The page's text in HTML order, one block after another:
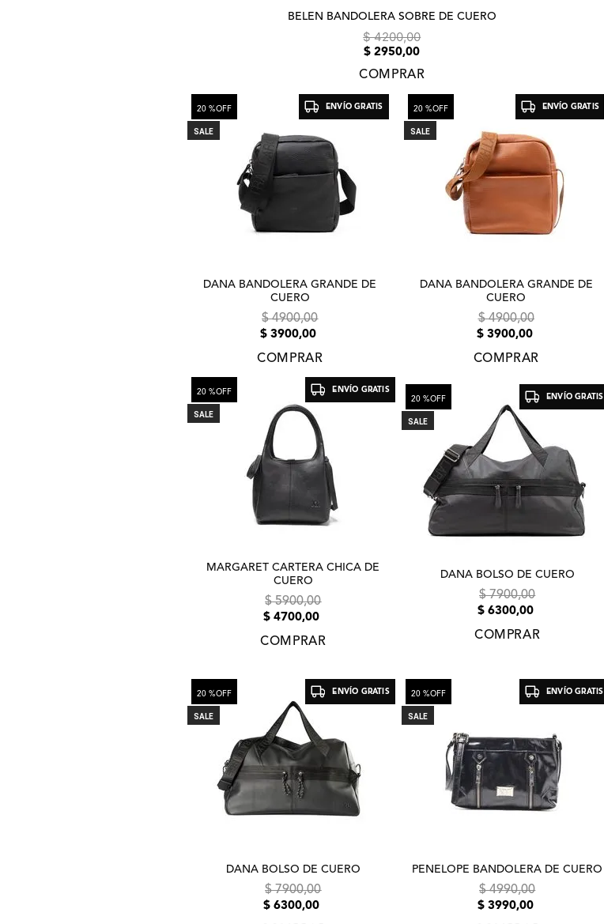
BELEN BANDOLERA SOBRE DE CUERO
$ 4200,00
$ 2950,00
COMPRAR
ENVÍO GRATIS
DANA BANDOLERA GRANDE DE
CUERO
SALE
20 %OFF
$ 4900,00
$ 3900,00
COMPRAR
ENVÍO GRATIS
DANA BANDOLERA GRANDE DE
CUERO
SALE
20 %OFF
$ 4900,00
$ 3900,00
COMPRAR
ENVÍO GRATIS
MARGARET CARTERA CHICA DE
CUERO
SALE
20 %OFF
$ 5900,00
$ 4700,00
COMPRAR
ENVÍO GRATIS
DANA BOLSO DE CUERO
SALE
20 %OFF
$ 7900,00
$ 6300,00
COMPRAR
ENVÍO GRATIS
DANA BOLSO DE CUERO
SALE
20 %OFF
$ 7900,00
$ 6300,00
ENVÍO GRATIS
PENELOPE BANDOLERA DE CUERO
SALE
20 %OFF
$ 4990,00
$ 3990,00